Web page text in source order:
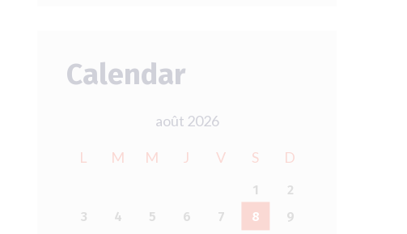
Calendar
août 2026
L M M J V S D
1
2
3
4 5 6 7 8
9